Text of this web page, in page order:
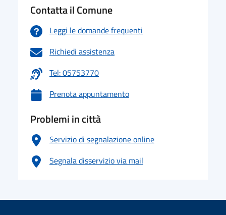
Contatta il Comune
Leggi le domande frequenti
Richiedi assistenza
Tel: 05753770
Prenota appuntamento
Problemi in città
Servizio di segnalazione online
Segnala disservizio via mail